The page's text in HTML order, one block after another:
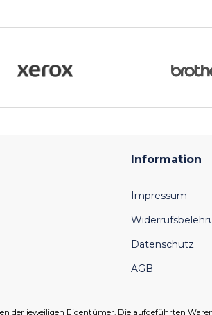
Information
Impressum
Datenschutz
AGB
der jeweiligen Eigentümer. Die aufgeführten